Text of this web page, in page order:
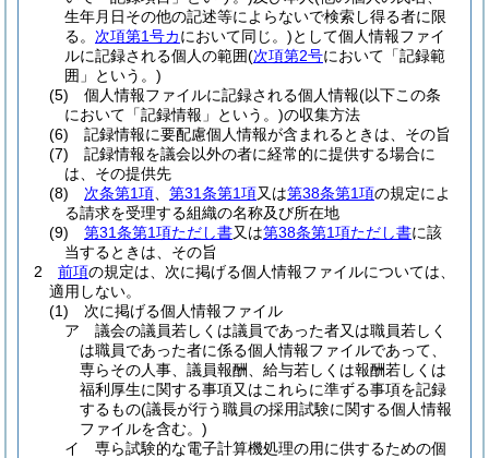
生年月日その他の記述等によらないで検索し得る者に限
る。 次項第1号カにおいて同じ。)として個人情報ファイ
ルに記録される個人の範囲(次項第2号において「記録範
囲」という。)
(5)
個人情報ファイルに記録される個人情報(以下この条
において「記録情報」という。)の収集方法
(6)
記録情報に要配慮個人情報が含まれるときは、その旨
(7)
記録情報を議会以外の者に経常的に提供する場合に
は、その提供先
(8)
次条第1項 第31条第1項又は第38条第1項の規定によ
る請求を受理する組織の名称及び所在地
(9)
第31条第1項ただし書又は第38条第1項ただし書に該
当するときは、その旨
2
前項の規定は、次に掲げる個人情報ファイルについては、
適用しない。
(1)
次に掲げる個人情報ファイル
ア
議会の議員若しくは議員であった者又は職員若しく
は職員であった者に係る個人情報ファイルであって、
専らその人事、議員報酬、給与若しくは報酬若しくは
福利厚生に関する事項又はこれらに準ずる事項を記録
するもの(議長が行う職員の採用試験に関する個人情報
ファイルを含む。)
イ
専ら試験的な電子計算機処理の用に供するための個